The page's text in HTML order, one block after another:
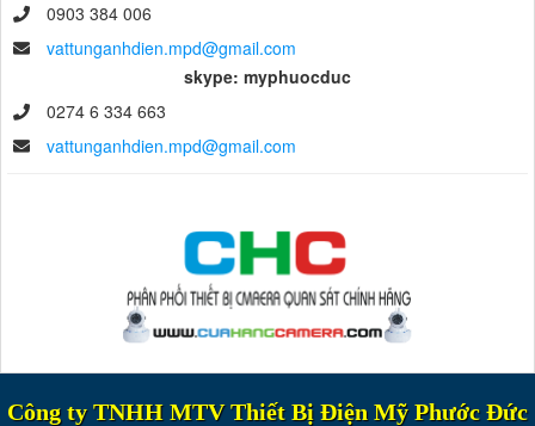
0903 384 006
vattunganhdien.mpd@gmail.com
skype: myphuocduc
0274 6 334 663
vattunganhdien.mpd@gmail.com
Công ty TNHH MTV Thiết Bị Điện Mỹ Phước Đức